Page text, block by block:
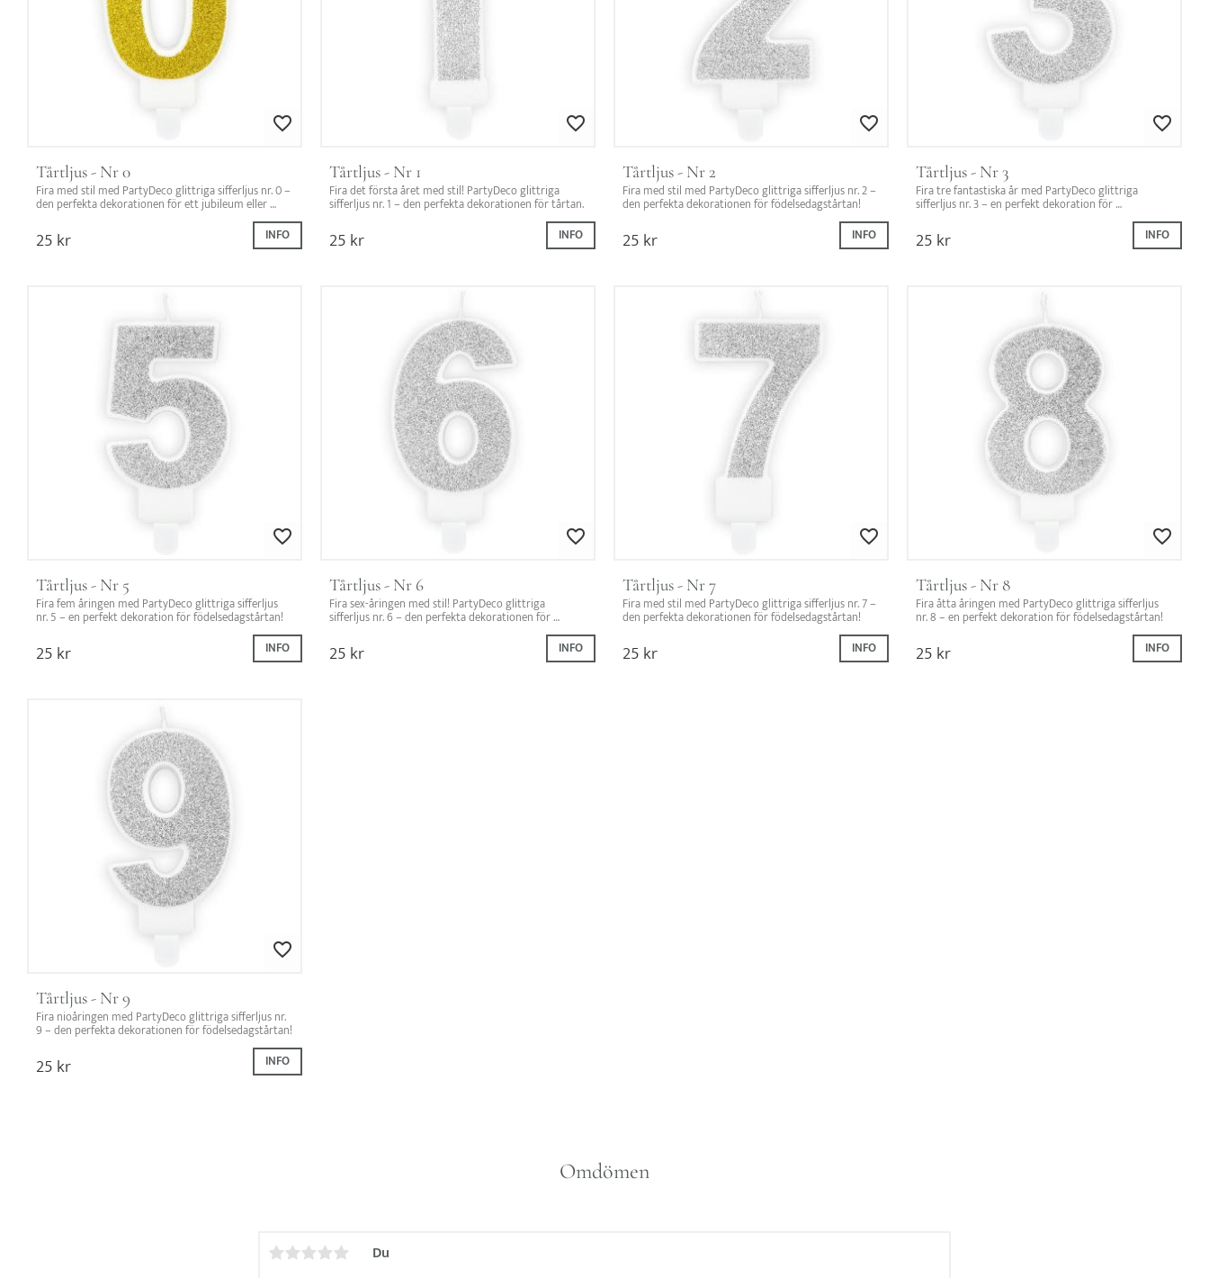
Omdömen
Du
Lägg till i favoriter
Tårtljus - Nr 0
Fira med stil med PartyDeco glittriga sifferljus nr. 0 –
den perfekta dekorationen för ett jubileum eller
25kr INFO
Lägg till i favoriter
Tårtljus - Nr 1
Fira det första året med stil! PartyDeco glittriga
sifferljus nr. 1 – den perfekta dekorationen för tårtan.
25kr INFO
Lägg till i favoriter
Tårtljus - Nr 2
Fira med stil med PartyDeco glittriga sifferljus nr. 2 –
den perfekta dekorationen för födelsedagstårtan!
25kr INFO
Lägg till i
Tårtljus - Nr 3
Fira tre fantastiska år med PartyDeco glittriga
sifferljus nr. 3 – en perfekt dekoration för
25kr INFO
Lägg till i favoriter
Tårtljus - Nr 5
Fira fem åringen med PartyDeco glittriga sifferljus
nr. 5 – en perfekt dekoration för födelsedagstårtan!
25kr INFO
Lägg till i favoriter
Tårtljus - Nr 6
Fira sex-åringen med stil! PartyDeco glittriga
sifferljus nr. 6 – den perfekta dekorationen för
25kr INFO
Lägg till i favoriter
Tårtljus - Nr 7
Fira med stil med PartyDeco glittriga sifferljus nr. 7 –
den perfekta dekorationen för födelsedagstårtan!
25kr INFO
Lägg till i
Tårtljus - Nr 8
Fira åtta åringen med PartyDeco glittriga sifferljus
nr. 8 – en perfekt dekoration för födelsedagstårtan!
25kr INFO
Lägg till i favoriter
Tårtljus - Nr 9
Fira nioåringen med PartyDeco glittriga sifferljus nr.
9 – den perfekta dekorationen för födelsedagstårtan!
25kr INFO